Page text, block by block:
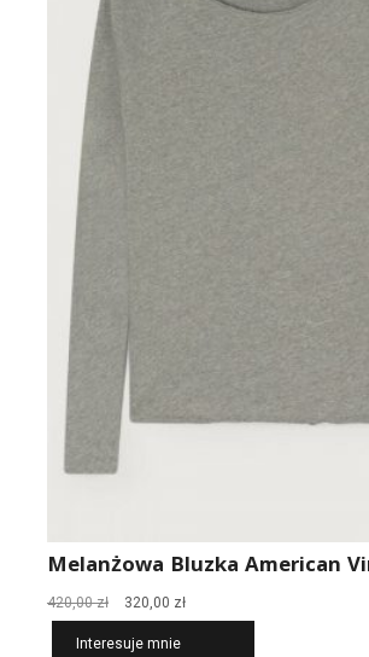
Melanżowa Bluzka American
420,00zł
Pierwotna
cena
wynosiła:
320,00 złAktualna
cena
Interesuje mnie